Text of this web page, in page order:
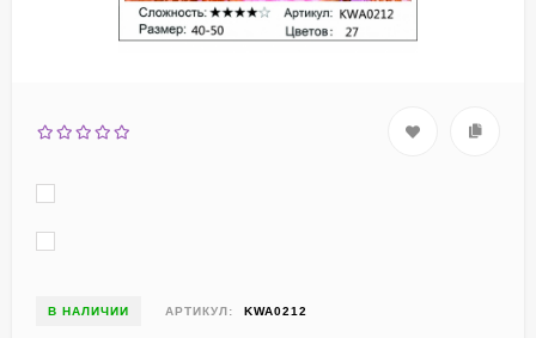
В НАЛИЧИИ АРТИКУЛ: KWA0212